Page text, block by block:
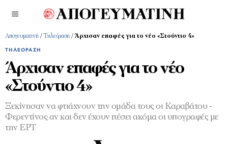
Απογευματινή /Τηλεόραση /Άρχισαν επαφές για το νέο «Στούντιο 4»
ΤΗΛΕΌΡΑΣΗ
Άρχισαν επαφές για το νέο
«Στούντιο 4»
Ξεκίνησαν να φτιάχνουν την ομάδα τους οι Καραβάτου -
Φερεντίνος αν και δεν έχουν πέσει ακόμα οι υπογραφές με
την ΕΡΤ